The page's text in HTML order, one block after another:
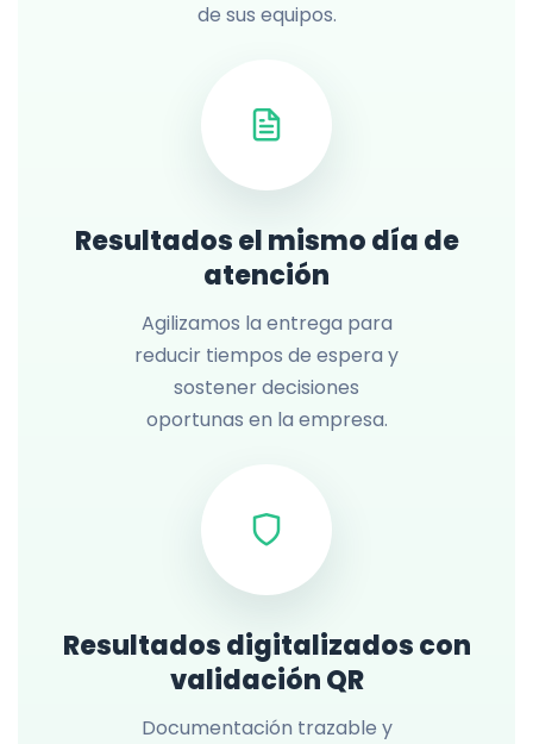
de sus equipos.
Resultados el mismo día de
atención
Agilizamos la entrega para
reducir tiempos de espera y
sostener decisiones
oportunas en la empresa.
Resultados digitalizados con
validación QR
Documentación trazable y